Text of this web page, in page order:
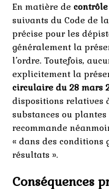
En matière de
suivants du Code de
précise pour les
généralement la
l’ordre. Toutefois,
explicitement la
circulaire du 28 mars
dispositions relatives
substances ou
recommande
« dans des
résultats ».
Conséquences